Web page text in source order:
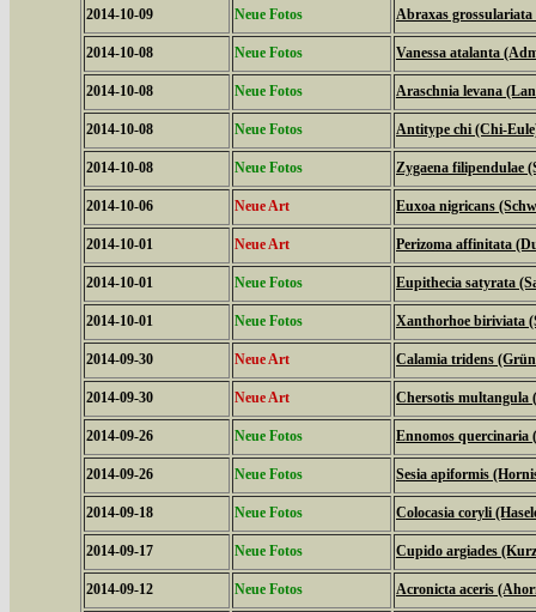
2014-10-09 Neue Fotos Abraxas grossulariata
2014-10-08 Neue Fotos Vanessa atalanta
2014-10-08 Neue Fotos Araschnia levana
2014-10-08 Neue Fotos Antitype chi (Chi-
2014-10-08 Neue Fotos Zygaena filipendulae
2014-10-06 Neue Art Euxoa nigricans
2014-10-01 Neue Art Perizoma affinitata
2014-10-01 Neue Fotos Eupithecia satyrata
2014-10-01 Neue Fotos Xanthorhoe biriviata
2014-09-30 Neue Art Calamia tridens
2014-09-30 Neue Art Chersotis multangula
2014-09-26 Neue Fotos Ennomos quercinaria
2014-09-26 Neue Fotos Sesia apiformis
2014-09-18 Neue Fotos Colocasia coryli
2014-09-17 Neue Fotos Cupido argiades
2014-09-12 Neue Fotos Acronicta aceris